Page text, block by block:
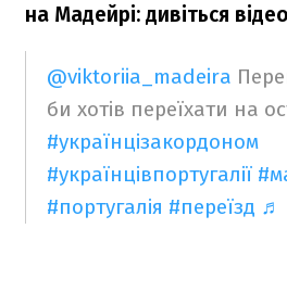
на Мадейрі: дивіться відео
@viktoriia_madeira
би хотів переїхати на
#українцізакордоном
#українцівпортугалії
#португалія #переїзд ♬